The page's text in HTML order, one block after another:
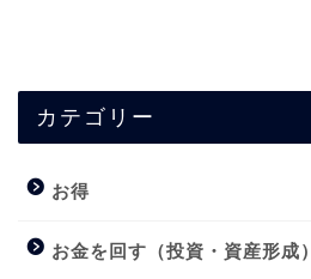
カテゴリー
お得
お金を回す（投資・資産形成）